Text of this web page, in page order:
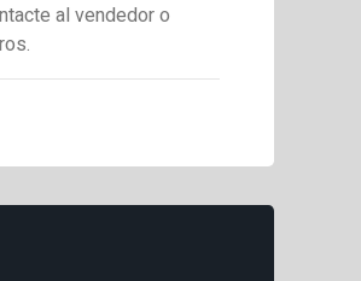
al vendedor o